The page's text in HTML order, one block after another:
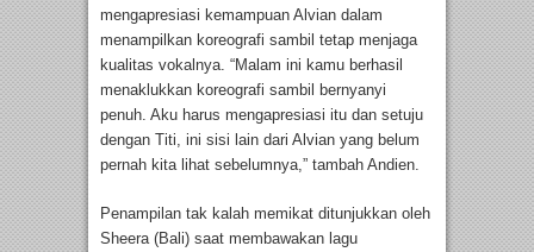
mengapresiasi kemampuan Alvian dalam
menampilkan koreografi sambil tetap menjaga
kualitas vokalnya. “Malam ini kamu berhasil
menaklukkan koreografi sambil bernyanyi
penuh. Aku harus mengapresiasi itu dan setuju
dengan Titi, ini sisi lain dari Alvian yang belum
pernah kita lihat sebelumnya,” tambah Andien.
Penampilan tak kalah memikat ditunjukkan oleh
Sheera (Bali) saat membawakan lagu